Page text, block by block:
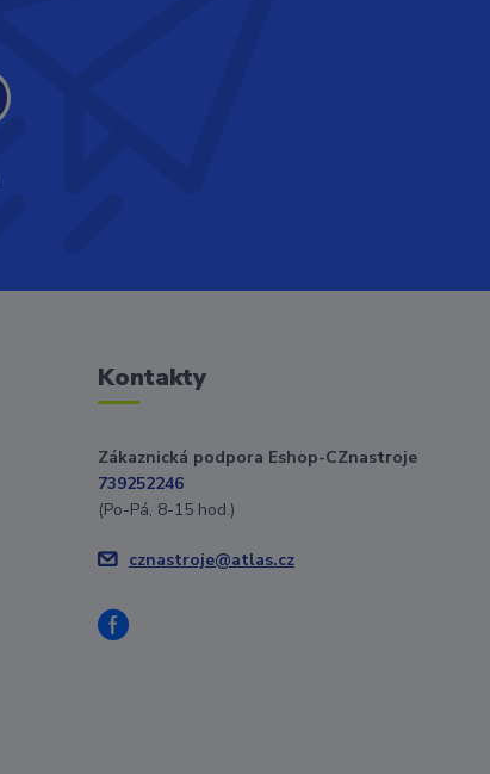
Kontakty
Zákaznická podpora Eshop-CZnastroje
739252246
(Po-Pá, 8-15 hod.)
cznastroje@atlas.cz